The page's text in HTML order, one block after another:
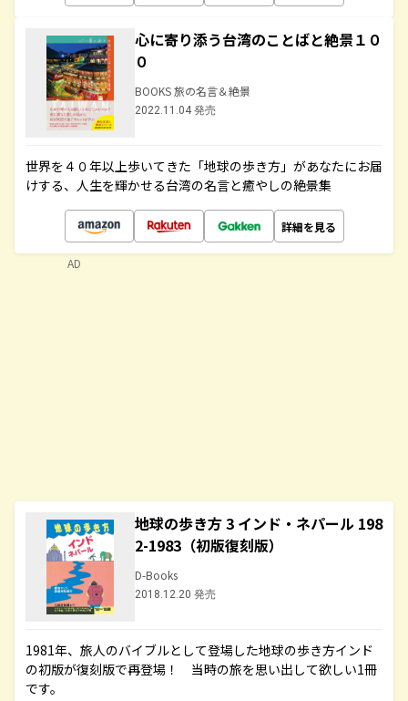
心に寄り添う台湾のことばと絶景１０
０
BOOKS 旅の名言＆絶景
2022.11.04 発売
世界を４０年以上歩いてきた「地球の歩き方」があなたにお届
けする、人生を輝かせる台湾の名言と癒やしの絶景集
詳細を見る
地球の歩き方 3 インド・ネパール 198
2-1983（初版復刻版）
D-Books
2018.12.20 発売
1981年、旅人のバイブルとして登場した地球の歩き方インド
の初版が復刻版で再登場！ 当時の旅を思い出して欲しい1冊
です。
AD